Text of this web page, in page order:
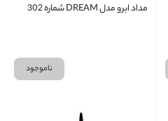
مداد ابرو مدل DREAM شماره 302
ناموجود